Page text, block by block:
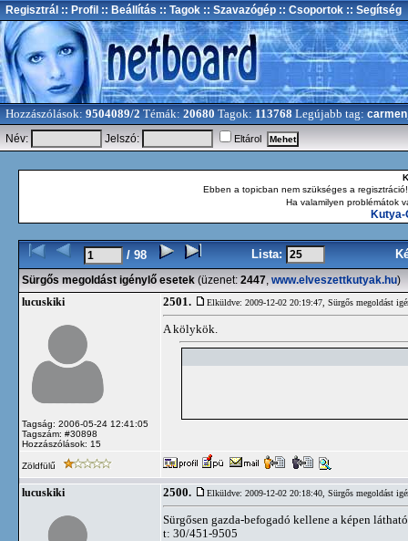
Regisztrál :: Profil :: Beállítás :: Tagok :: Szavazógép :: Csoportok :: Segítség
Hozzászólások: 9504089/2 Témák: 20680 Tagok: 113768 Legújabb tag:
Név:
Jelszó: Eltárol
Ebben a topicban nem szükséges a
Ha valamilyen problémátok
/ 98 Lista:
Sürgős megoldást igénylő esetek (üzenet: 2447, www.elveszettkutyak.hu)
lucuskiki
Tagság: 2006-05-24 12:41:05
Tagszám: #30898
Hozzászólások: 15
2501. Elküldve: 2009-12-02 20:19:47, Sürgős megoldást
A kölykök.
Zöldfülű
lucuskiki 2500. Elküldve: 2009-12-02 20:18:40, Sürgős megoldást
Sürgősen gazda-befogadó kellene a képen
t: 30/451-9505